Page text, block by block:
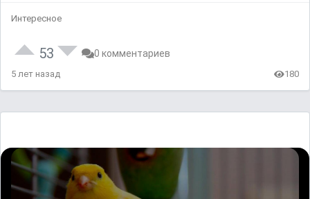
Интересное
53 0 комментариев
5 лет назад 180